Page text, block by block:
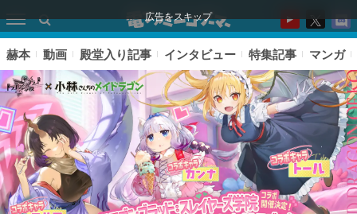
広告をスキップ
赫本 動画 殿堂入り記事 インタビュー 特集記事 マンガ